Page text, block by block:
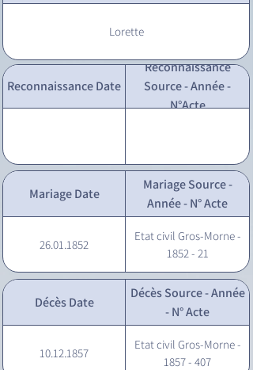
Lorette
Reconnaissance Date
Reconnaissance
Source - Année -
N°Acte
Mariage Date
Mariage Source -
Année - N° Acte
26.01.1852
Etat civil Gros-Morne -
1852 - 21
Décès Date
Décès Source - Année
- N° Acte
10.12.1857
Etat civil Gros-Morne -
1857 - 407